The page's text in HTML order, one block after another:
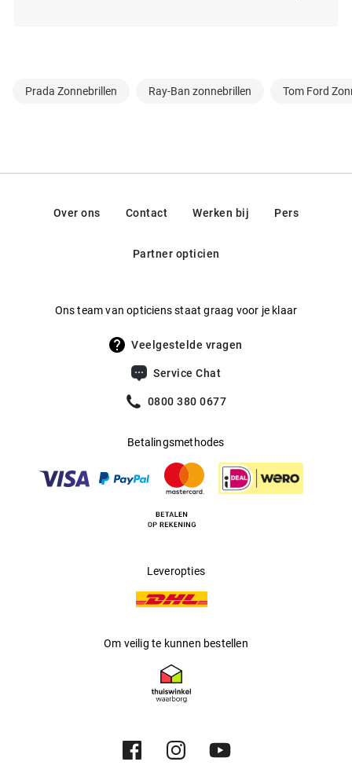
Prada Zonnebrillen Ray-Ban zonnebrillen Tom Ford
Over ons Contact Werken bij Pers
Partner opticien
Ons team van opticiens staat graag voor je klaar
Veelgestelde vragen
Service Chat
0800 380 0677
Betalingsmethodes
Leveropties
Om veilig te kunnen bestellen